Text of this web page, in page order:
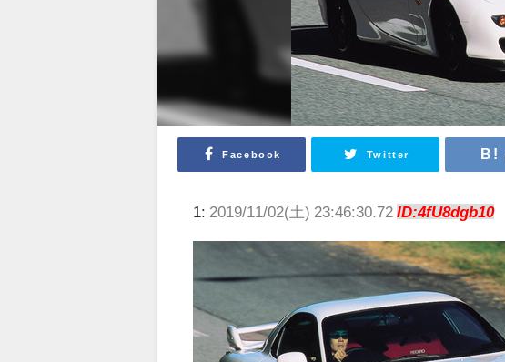
Facebook Twitter
1: 2019/11/02(土) 23:46:30.72ID:4fU8dgb10